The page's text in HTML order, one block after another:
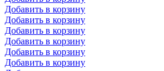
Добавить в корзину
Добавить в корзину
Добавить в корзину
Добавить в корзину
Добавить в корзину
Добавить в корзину